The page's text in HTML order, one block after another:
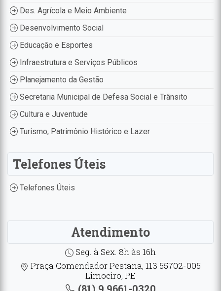
Des. Agrícola e Meio Ambiente
Desenvolvimento Social
Educação e Esportes
Infraestrutura e Serviços Públicos
Planejamento da Gestão
Secretaria Municipal de Defesa Social e Trânsito
Cultura e Juventude
Turismo, Patrimônio Histórico e Lazer
Telefones Úteis
Telefones Úteis
Atendimento
Seg. à Sex. 8h às 16h
Praça Comendador Pestana, 113 55702-005
Limoeiro, PE